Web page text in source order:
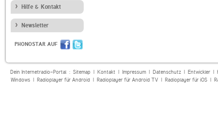
Hilfe & Kontakt
Newsletter
PHONOSTAR AUF
Dein Internetradio-Portal : Sitemap| Kontakt| Impressum| Datenschutz| Entwickler|
Windows| Radioplayer für Android| Radioplayer für Android TV| Radioplayer für iOS|